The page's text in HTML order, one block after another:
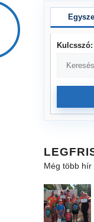
Kulcsszó:
Még több hír